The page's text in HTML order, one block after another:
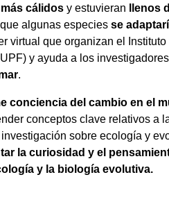
cálidos y estuvieran llenos
algunas especies se
virtual que organizan el
y ayuda a los
.
conciencia del cambio en el
conceptos clave relativos a
sobre ecología y
la curiosidad y el
y la biología evolutiva.